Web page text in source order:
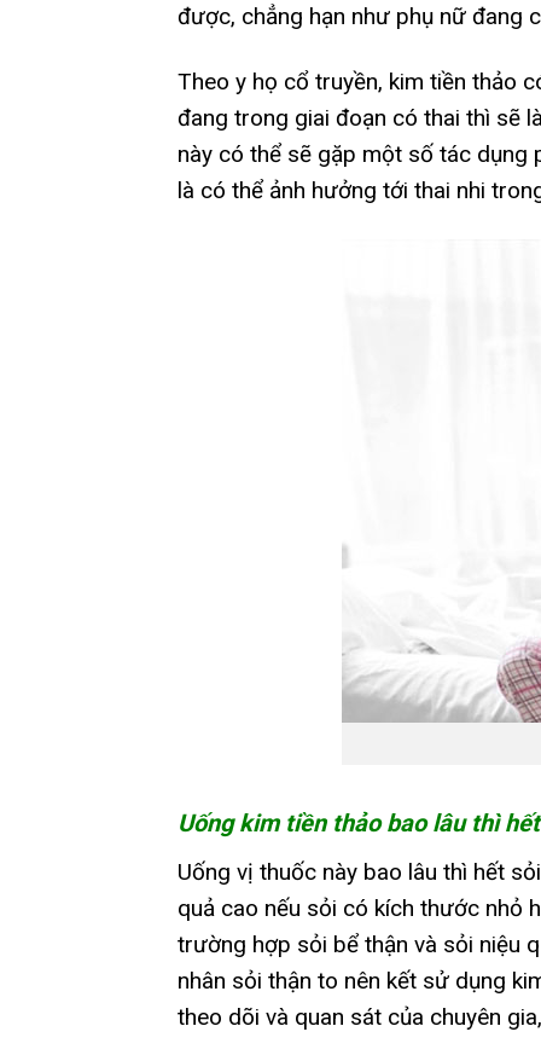
được, chẳng hạn như phụ nữ đang
Theo y họ cổ truyền, kim tiền thảo
đang trong giai đoạn có thai thì sẽ
này có thể sẽ gặp một số tác dụng
là có thể ảnh hưởng tới thai nhi
Uống kim tiền thảo bao lâu thì
Uống vị thuốc này bao lâu thì hết
quả cao nếu sỏi có kích thước nhỏ
trường hợp sỏi bể thận và sỏi niệu
nhân sỏi thận to nên kết sử dụng
theo dõi và quan sát của chuyên